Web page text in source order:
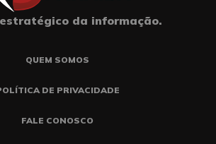
da informação.
QUEM SOMOS
DE PRIVACIDADE
FALE CONOSCO